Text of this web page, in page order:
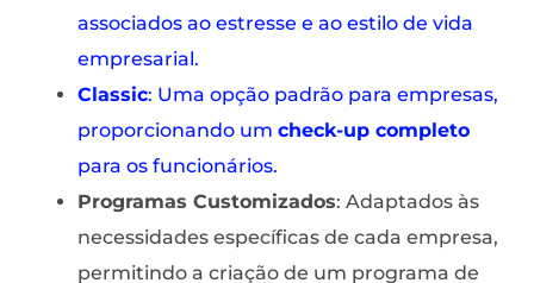
associados ao estresse e ao estilo de vida
empresarial.
Classic: Uma opção padrão para empresas,
proporcionando um check-up completo
para os funcionários.
Programas Customizados: Adaptados às
necessidades específicas de cada empresa,
permitindo a criação de um programa de